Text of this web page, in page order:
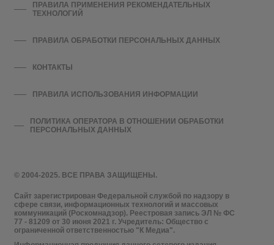
© 2004-2025. ВСЕ ПРАВА ЗАЩИЩЕНЫ.
Сайт зарегистрирован Федеральной службой по надзору в
сфере связи, информационных технологий и массовых
коммуникаций (Роскомнадзор). Реестровая запись ЭЛ № ФС
77 - 81209 от 30 июня 2021 г. Учредитель: Общество с
ограниченной ответственностью "К Медиа".
ПРАВИЛА ПРИМЕНЕНИЯ РЕКОМЕНДАТЕЛЬНЫХ
ТЕХНОЛОГИЙ
ПРАВИЛА ОБРАБОТКИ ПЕРСОНАЛЬНЫХ ДАННЫХ
КОНТАКТЫ
ПРАВИЛА ИСПОЛЬЗОВАНИЯ ИНФОРМАЦИИ
ПОЛИТИКА ОПЕРАТОРА В ОТНОШЕНИИ ОБРАБОТКИ
ПЕРСОНАЛЬНЫХ ДАННЫХ